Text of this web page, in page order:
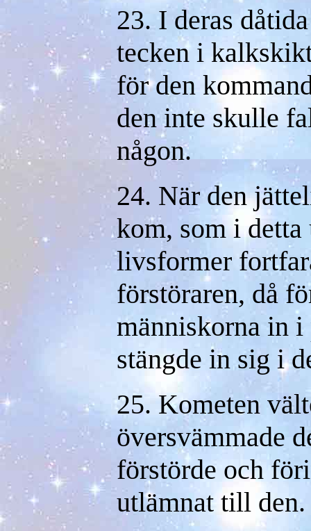
23. I deras
tecken i
för den
den inte skulle
någon.
24. När den
kom, som i detta
livsformer
förstöraren, då
människorna in
stängde in sig i
25. Kometen
översvämmade
förstörde och
utlämnat till den.